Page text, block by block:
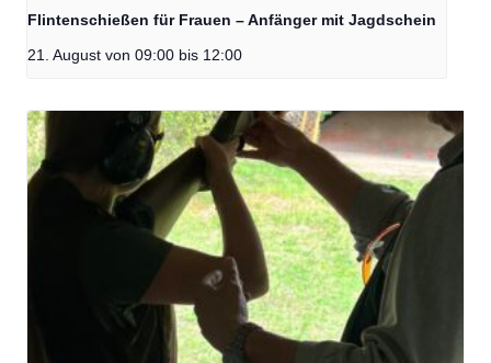
Flintenschießen für Frauen – Anfänger mit Jagdschein
21. August von 09:00 bis 12:00